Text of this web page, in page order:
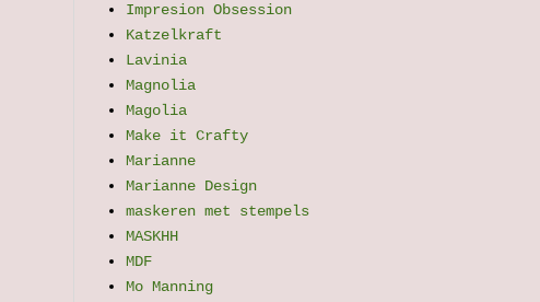
Impresion Obsession
Katzelkraft
Lavinia
Magnolia
Magolia
Make it Crafty
Marianne
Marianne Design
maskeren met stempels
MASKHH
MDF
Mo Manning